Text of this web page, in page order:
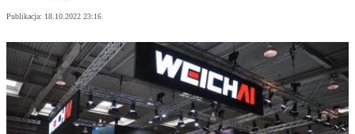
Publikacja: 18.10.2022 23:16